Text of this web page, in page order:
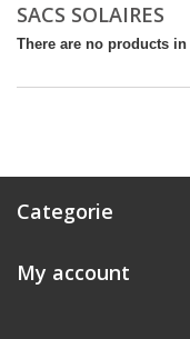
SACS SOLAIRES
There are no products
Categorie
My account